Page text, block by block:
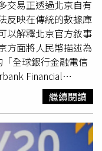
結構變遷等因素，強
擊中復原後，仍需對
戰爭已使全球石油
氣運輸擴散，進一步
行動迅速結束並帶
測「小幅」下修，
與經濟增長的衝擊將
備的貧窮與脆弱國家
財政空間來協助民眾
進一步提高社會動盪
求資金援助，但未具
交易正透過北京自有
反映在傳統的數據庫
以解釋北京官方敘事
方面將人民幣描述為
全球銀行金融電信
Financial
卻顯示不同結果。英
Unit）資深
系統逐漸崛起，
付情況。他進一步指
傳輸基礎設施的交
繼續閱讀